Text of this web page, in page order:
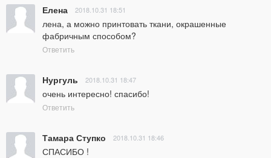
Елена 2018.10.31 18:51
лена, а можно принтовать ткани, окрашенные
фабричным способом?
Ответить
Нургуль 2018.10.31 18:47
очень интересно! спасибо!
Ответить
Тамара Ступко 2018.10.31 18:46
СПАСИБО !